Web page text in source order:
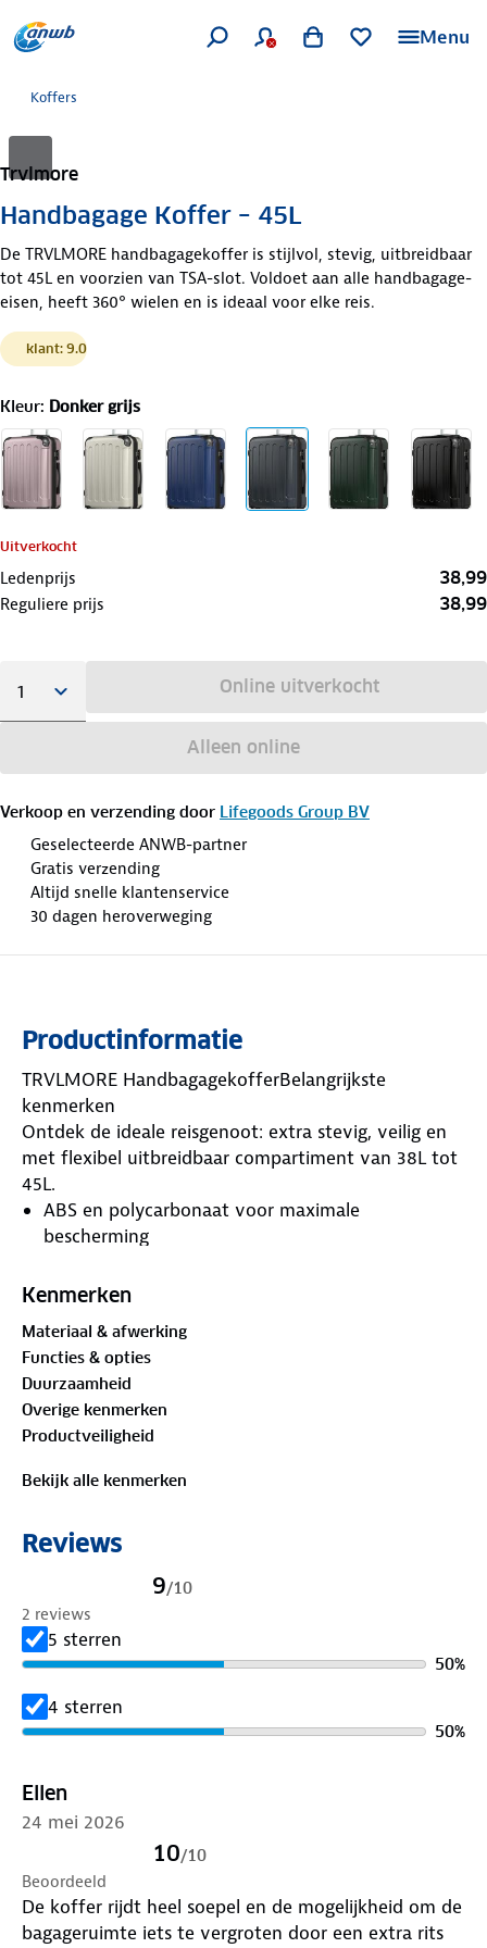
Menu
Koffers
Trvlmore
Handbagage Koffer – 45L
De TRVLMORE handbagagekoffer is stijlvol, stevig, uitbreidbaar
tot 45L en voorzien van TSA-slot. Voldoet aan alle handbagage-
eisen, heeft 360° wielen en is ideaal voor elke reis.
klant: 9.0
Kleur: Donker grijs
Uitverkocht
Ledenprijs 38,99
Reguliere prijs 38,99
Online uitverkocht
Alleen online
Verkoop en verzending door Lifegoods Group BV
Geselecteerde ANWB-partner
Gratis verzending
Altijd snelle klantenservice
30 dagen heroverweging
Productinformatie
TRVLMORE HandbagagekofferBelangrijkste
kenmerken
Ontdek de ideale reisgenoot: extra stevig, veilig en
met flexibel uitbreidbaar compartiment van 38L tot
45L.
ABS en polycarbonaat voor maximale
bescherming
Uitbreidbaar tot 25% extra capaciteit
Toegestaan als handbagage
Kenmerken
Materiaal & afwerking
Functies & opties
Duurzaamheid
Overige kenmerken
Productveiligheid
Bekijk alle kenmerken
Reviews
9/10
2 reviews
5 sterren
50%
4 sterren
50%
Ellen
24 mei 2026
10/10
Beoordeeld
De koffer rijdt heel soepel en de mogelijkheid om de
bagageruimte iets te vergroten door een extra rits